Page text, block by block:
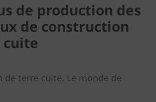
de production des
de construction
de terre cuite. Le monde de